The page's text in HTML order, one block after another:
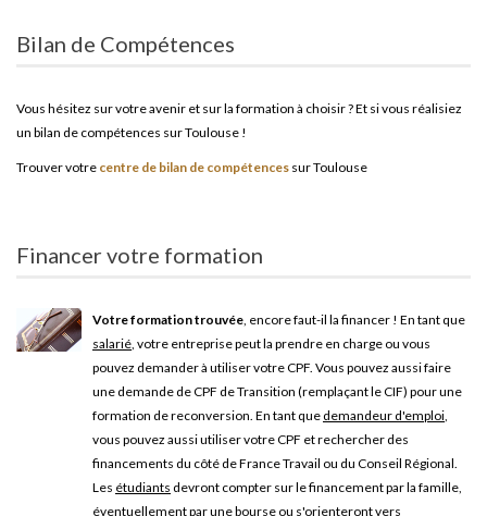
Bilan de Compétences
Vous hésitez sur votre avenir et sur la formation à choisir ? Et si vous réalisiez
un bilan de compétences sur Toulouse !
Trouver votre centre de bilan de compétences sur Toulouse
Financer votre formation
Votre formation trouvée, encore faut-il la financer ! En tant que
salarié, votre entreprise peut la prendre en charge ou vous
pouvez demander à utiliser votre CPF. Vous pouvez aussi faire
une demande de CPF de Transition (remplaçant le CIF) pour une
formation de reconversion. En tant que demandeur d'emploi,
vous pouvez aussi utiliser votre CPF et rechercher des
financements du côté de France Travail ou du Conseil Régional.
Les étudiants devront compter sur le financement par la famille,
éventuellement par une bourse ou s'orienteront vers